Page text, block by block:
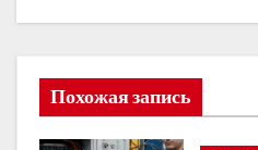
ц
яПохожая запись